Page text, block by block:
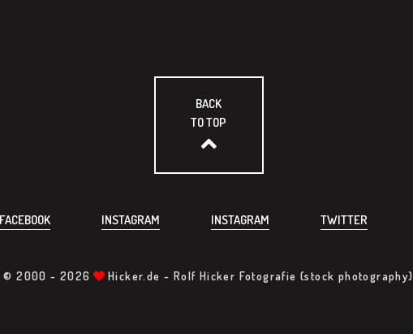
BACK
TO TOP
FACEBOOK INSTAGRAM INSTAGRAM TWITTER
© 2000 - 2026 Hicker.de - Rolf Hicker Fotografie (stock photography)